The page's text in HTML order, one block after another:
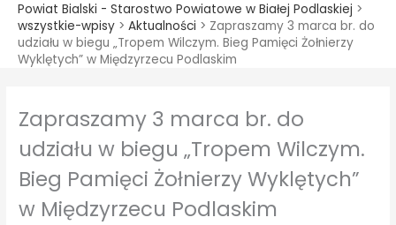
Powiat Bialski - Starostwo Powiatowe w Białej Podlaskiej >
wszystkie-wpisy > Aktualności > Zapraszamy 3 marca br. do
udziału w biegu „Tropem Wilczym. Bieg Pamięci Żołnierzy
Wyklętych” w Międzyrzecu Podlaskim
Zapraszamy 3 marca br. do
udziału w biegu „Tropem Wilczym.
Bieg Pamięci Żołnierzy Wyklętych”
w Międzyrzecu Podlaskim